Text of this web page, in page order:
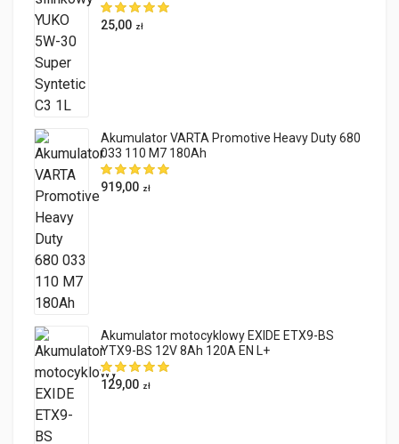
25,00 zł
Akumulator VARTA Promotive Heavy Duty 680
033 110 M7 180Ah
919,00 zł
Akumulator motocyklowy EXIDE ETX9-BS
YTX9-BS 12V 8Ah 120A EN L+
129,00 zł